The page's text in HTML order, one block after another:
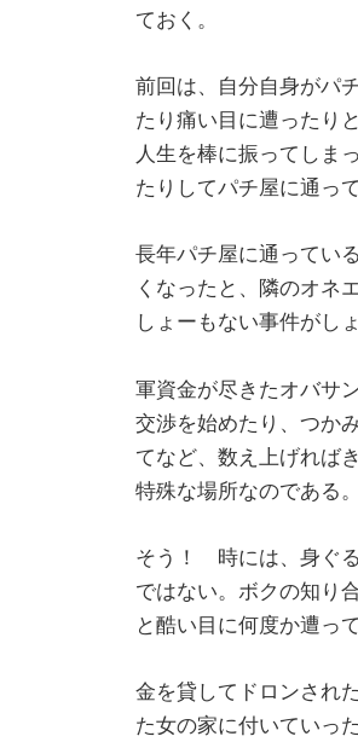
ておく。
前回は、自分自身がパ
たり痛い目に遭ったり
人生を棒に振ってしま
たりしてパチ屋に通っ
長年パチ屋に通ってい
くなったと、隣のオネ
しょーもない事件がし
軍資金が尽きたオバサ
交渉を始めたり、つか
てなど、数え上げれば
特殊な場所なのである。
そう！ 時には、身ぐ
ではない。ボクの知り
と酷い目に何度か遭って
金を貸してドロンされ
た女の家に付いていっ